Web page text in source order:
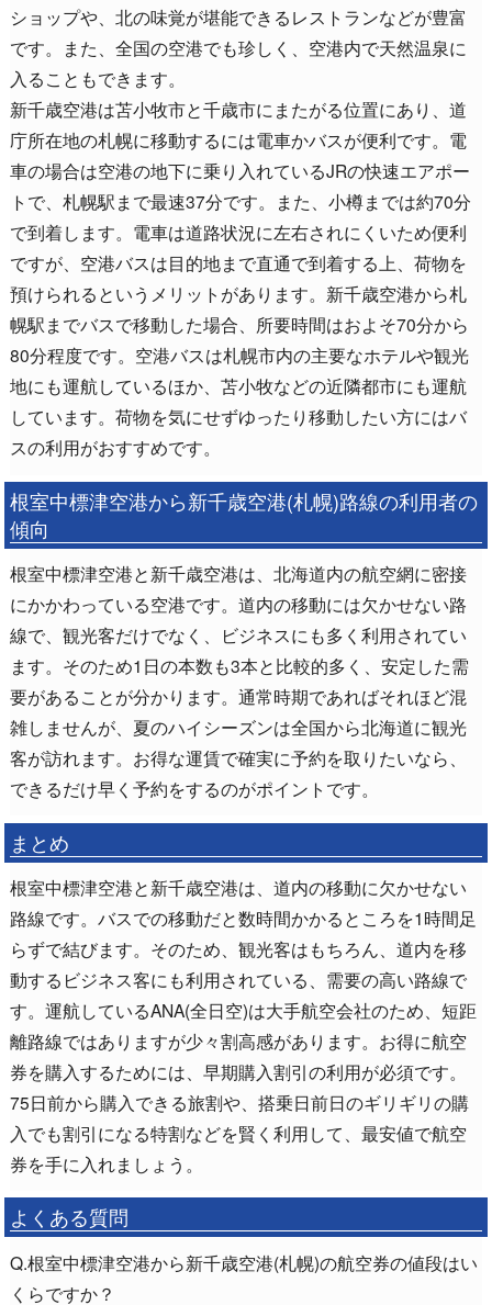
ショップや、北の味覚が堪能できるレストランなどが豊富
です。また、全国の空港でも珍しく、空港内で天然温泉に
入ることもできます。
新千歳空港は苫小牧市と千歳市にまたがる位置にあり、道
庁所在地の札幌に移動するには電車かバスが便利です。電
車の場合は空港の地下に乗り入れているJRの快速エアポー
トで、札幌駅まで最速37分です。また、小樽までは約70分
で到着します。電車は道路状況に左右されにくいため便利
ですが、空港バスは目的地まで直通で到着する上、荷物を
預けられるというメリットがあります。新千歳空港から札
幌駅までバスで移動した場合、所要時間はおよそ70分から
80分程度です。空港バスは札幌市内の主要なホテルや観光
地にも運航しているほか、苫小牧などの近隣都市にも運航
しています。荷物を気にせずゆったり移動したい方にはバ
スの利用がおすすめです。
根室中標津空港から新千歳空港(札幌)路線の利用者の
傾向
根室中標津空港と新千歳空港は、北海道内の航空網に密接
にかかわっている空港です。道内の移動には欠かせない路
線で、観光客だけでなく、ビジネスにも多く利用されてい
ます。そのため1日の本数も3本と比較的多く、安定した需
要があることが分かります。通常時期であればそれほど混
雑しませんが、夏のハイシーズンは全国から北海道に観光
客が訪れます。お得な運賃で確実に予約を取りたいなら、
できるだけ早く予約をするのがポイントです。
まとめ
根室中標津空港と新千歳空港は、道内の移動に欠かせない
路線です。バスでの移動だと数時間かかるところを1時間足
らずで結びます。そのため、観光客はもちろん、道内を移
動するビジネス客にも利用されている、需要の高い路線で
す。運航しているANA(全日空)は大手航空会社のため、短距
離路線ではありますが少々割高感があります。お得に航空
券を購入するためには、早期購入割引の利用が必須です。
75日前から購入できる旅割や、搭乗日前日のギリギリの購
入でも割引になる特割などを賢く利用して、最安値で航空
券を手に入れましょう。
よくある質問
Q.根室中標津空港から新千歳空港(札幌)の航空券の値段はい
くらですか？